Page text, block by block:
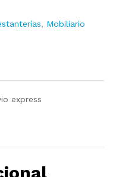
, Mobiliario
express